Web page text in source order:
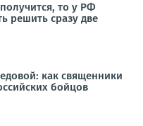
то у РФ
решить сразу две
как священники
бойцов